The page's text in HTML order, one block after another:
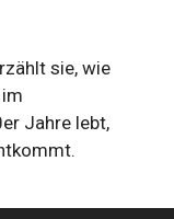
sie, wie
Jahre lebt,